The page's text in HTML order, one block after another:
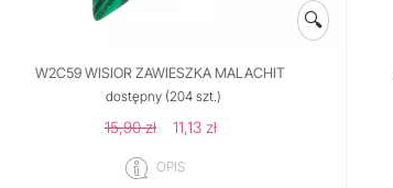
🔍
W2C59 WISIOR ZAWIESZKA MALACHIT
dostępny(204 szt.)
15,90 zł 11,13 zł
OPIS